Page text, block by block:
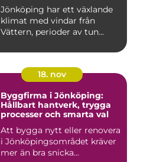
Jönköping har ett växlande
klimat med vindar från
Vättern, perioder av tun...
18. nov
Byggfirma i Jönköping:
Hållbart hantverk, trygga
processer och smarta val
Att bygga nytt eller renovera
i Jönköpingsområdet kräver
mer än bra snicka...